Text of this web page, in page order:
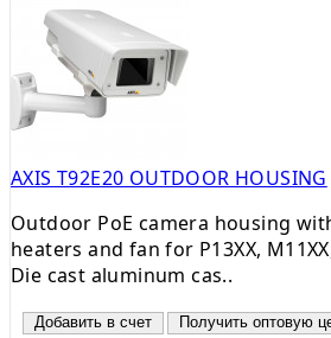
AXIS T92E20 OUTDOOR HOUSING
Outdoor PoE camera housing
heaters and fan for P13XX,
Die cast aluminum cas..
Добавить в счет Получить оптовую